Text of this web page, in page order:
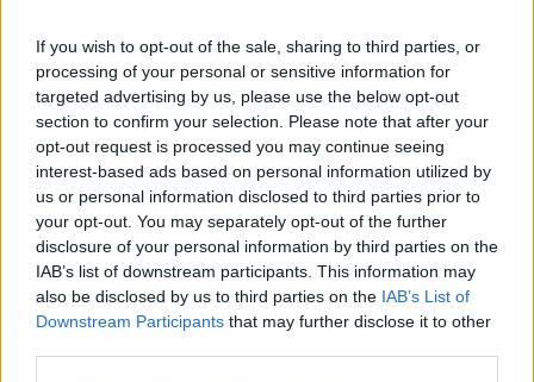
If you wish to opt-out of the sale, sharing to third parties, or
processing of your personal or sensitive information for
targeted advertising by us, please use the below opt-out
section to confirm your selection. Please note that after your
opt-out request is processed you may continue seeing
interest-based ads based on personal information utilized by
us or personal information disclosed to third parties prior to
your opt-out. You may separately opt-out of the further
disclosure of your personal information by third parties on the
IAB’s list of downstream participants. This information may
also be disclosed by us to third parties on the IAB’s List of
Downstream Participants that may further disclose it to other